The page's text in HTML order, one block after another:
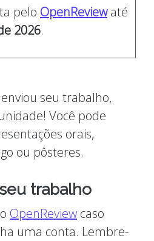
pelo OpenReviewaté
2026.
seu trabalho,
Você pode
orais,
ou pôsteres.
trabalho
OpenReview caso
uma conta. Lembre-